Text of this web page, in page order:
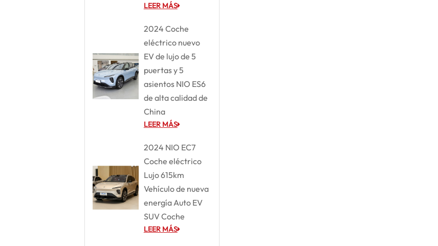
LEER MÁS
2024 Coche
eléctrico nuevo
EV de lujo de 5
puertas y 5
asientos NIO ES6
de alta calidad de
China
LEER MÁS
2024 NIO EC7
Coche eléctrico
Lujo 615km
Vehículo de nueva
energía Auto EV
SUV Coche
LEER MÁS